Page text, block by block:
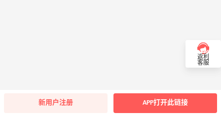
返利
客服
新用户注册 APP打开此链接